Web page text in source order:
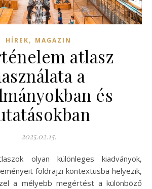
HÍREK, MAGAZIN
atlasz
a
és
2025.02.15.
földrajzi kontextusba helyezik,
a mélyebb megértést a különböző